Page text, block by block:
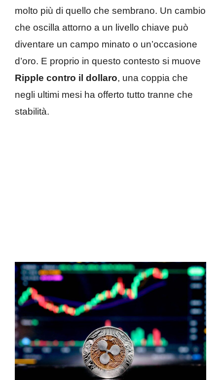
molto più di quello che sembrano. Un cambio
che oscilla attorno a un livello chiave può
diventare un campo minato o un’occasione
d’oro. E proprio in questo contesto si muove
Ripple contro il dollaro, una coppia che
negli ultimi mesi ha offerto tutto tranne che
stabilità.